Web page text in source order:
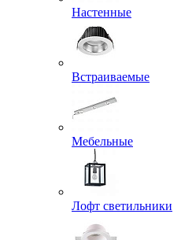
Настенные
Встраиваемые
Мебельные
Лофт светильники